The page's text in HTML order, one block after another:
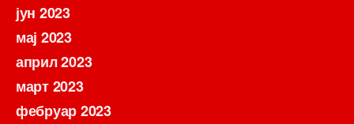
јун 2023
мај 2023
април 2023
март 2023
фебруар 2023